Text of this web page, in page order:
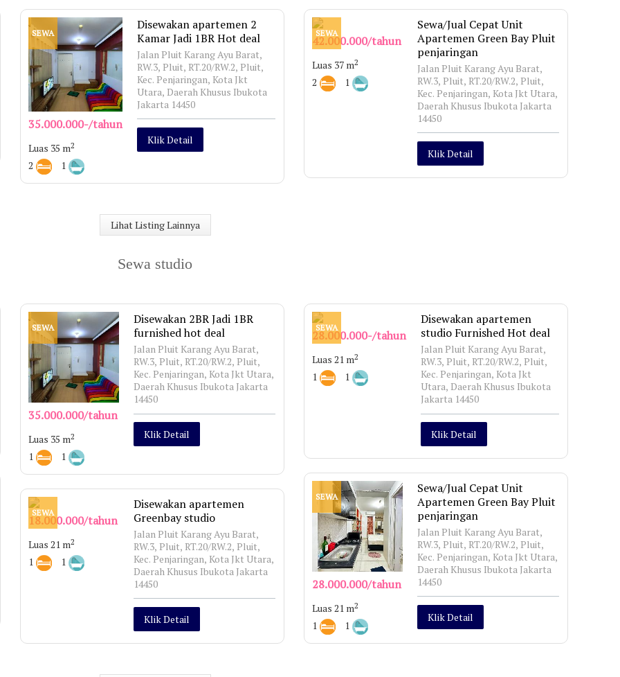
SEWA
35.000.000-/tahun
Luas 35 m2
2 1
Disewakan apartemen 2
Kamar Jadi 1BR Hot deal
Jalan Pluit Karang Ayu Barat,
RW.3, Pluit, RT.20/RW.2, Pluit,
Kec. Penjaringan, Kota Jkt
Utara, Daerah Khusus Ibukota
Jakarta 14450
Klik Detail
SEWA
42.000.000/tahun
Luas 37 m2
2 1
Sewa/Jual Cepat Unit
Apartemen Green Bay Pluit
penjaringan
Jalan Pluit Karang Ayu Barat,
RW.3, Pluit, RT.20/RW.2, Pluit,
Kec. Penjaringan, Kota Jkt Utara,
Daerah Khusus Ibukota Jakarta
14450
Klik Detail
Lihat Listing Lainnya
Sewa studio
SEWA
35.000.000/tahun
Luas 35 m2
1 1
Disewakan 2BR Jadi 1BR
furnished hot deal
Jalan Pluit Karang Ayu Barat,
RW.3, Pluit, RT.20/RW.2, Pluit,
Kec. Penjaringan, Kota Jkt Utara,
Daerah Khusus Ibukota Jakarta
14450
Klik Detail
SEWA
18.000.000/tahun
Luas 21 m2
1 1
Disewakan apartemen
Greenbay studio
Jalan Pluit Karang Ayu Barat,
RW.3, Pluit, RT.20/RW.2, Pluit,
Kec. Penjaringan, Kota Jkt Utara,
Daerah Khusus Ibukota Jakarta
14450
Klik Detail
SEWA
28.000.000-/tahun
Luas 21 m2
1 1
Disewakan apartemen
studio Furnished Hot deal
Jalan Pluit Karang Ayu Barat,
RW.3, Pluit, RT.20/RW.2, Pluit,
Kec. Penjaringan, Kota Jkt
Utara, Daerah Khusus Ibukota
Jakarta 14450
Klik Detail
SEWA
28.000.000/tahun
Luas 21 m2
1 1
Sewa/Jual Cepat Unit
Apartemen Green Bay Pluit
penjaringan
Jalan Pluit Karang Ayu Barat,
RW.3, Pluit, RT.20/RW.2, Pluit,
Kec. Penjaringan, Kota Jkt Utara,
Daerah Khusus Ibukota Jakarta
14450
Klik Detail